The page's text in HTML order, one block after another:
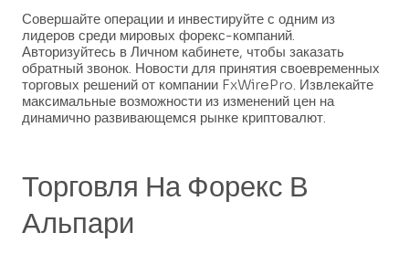
Совершайте операции и инвестируйте с одним из
лидеров среди мировых форекс-компаний.
Авторизуйтесь в Личном кабинете, чтобы заказать
обратный звонок. Новости для принятия своевременных
торговых решений от компании FxWirePro. Извлекайте
максимальные возможности из изменений цен на
динамично развивающемся рынке криптовалют.
Торговля На Форекс В
Альпари